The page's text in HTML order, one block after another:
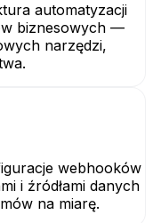
automatyzacji
biznesowych —
narzędzi,
webhooków
i źródłami danych
na miarę.